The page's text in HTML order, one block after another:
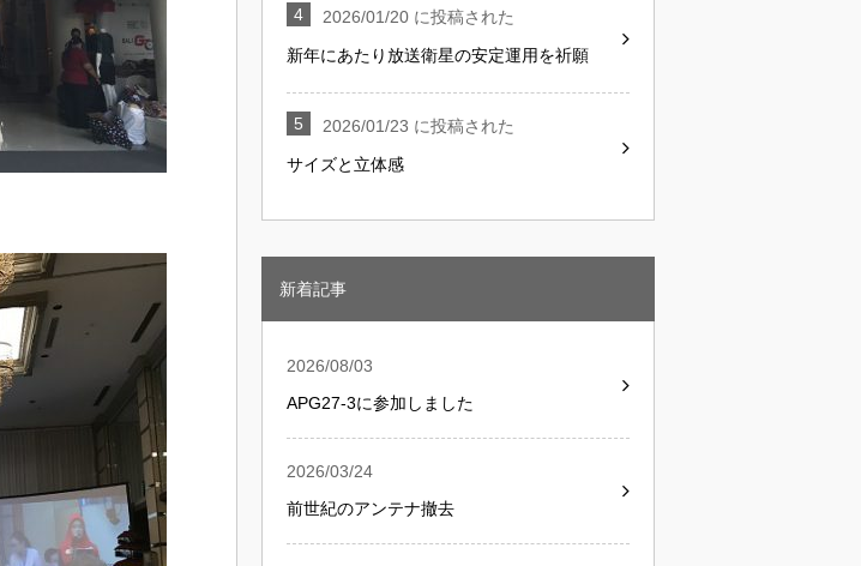
2026/01/20 に投稿された
新年にあたり放送衛星の安定運用を祈願
2026/01/23 に投稿された
サイズと立体感
新着記事
2026/08/03
APG27-3に参加しました
2026/03/24
前世紀のアンテナ撤去